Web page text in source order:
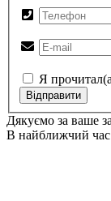
Я
Відправити
Дякуємо за ваше
В найближчий